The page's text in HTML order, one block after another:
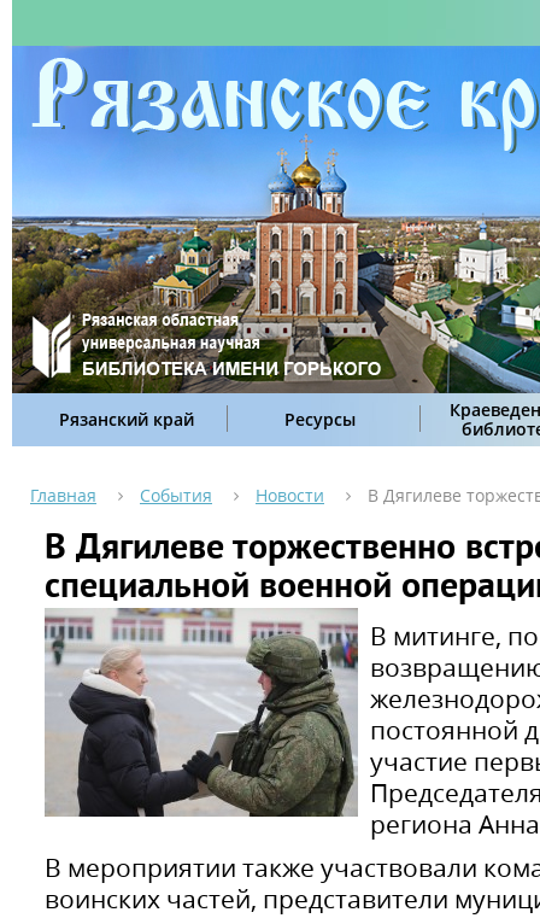
Рязанский край Ресурсы
Главная События Новости В Дягилеве
В Дягилеве торжественно
специальной военной
В митинге,
постоянной
участие
региона
В мероприятии также участвовали
воинских частей, представители